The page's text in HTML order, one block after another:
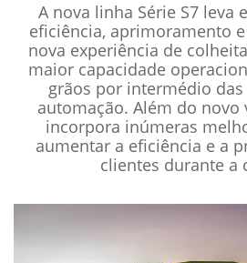
A nova linha Série S7 leva
eficiência, aprimoramento
nova experiência de
maior capacidade
grãos por intermédio
automação. Além do novo
incorpora inúmeras
aumentar a eficiência e a
clientes durante a